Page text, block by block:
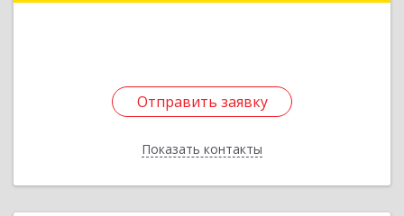
Отправить заявку
Показать контакты
Отправить заявку
Назад